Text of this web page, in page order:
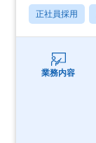
正社員採用
業務内容